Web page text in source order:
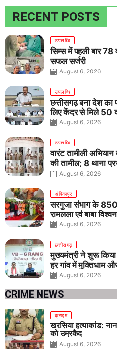
RECENT POSTS
उपलब्धि
सिम्स में पहली बार
सफल सर्जरी
August 6, 2026
उपलब्धि
छत्तीसगढ़ बना देश का
लिए केंद्र से मिले 50
August 6, 2026
उपलब्धि
वारंट तामीली
की तामील; 8 थाना
August 6, 2026
अंबिकापुर
सरगुजा संभाग के 850
रामलला एवं बाबा
August 6, 2026
छत्तीसगढ़
मुख्यमंत्री ने शुरू किया
हर गांव में मुक्तिधाम
शौचालय
August 6, 2026
CRIME NEWS
क्राइम
खरसिया हत्याकांड:
को उम्रकैद
August 6, 2026